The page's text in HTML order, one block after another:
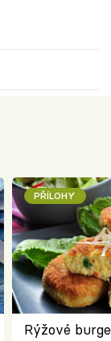
PŘÍLOHY
Rýžové